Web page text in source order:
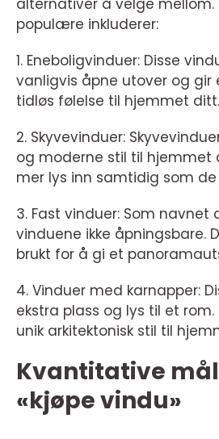
alternativer å velge
populære inkluderer:
1. Eneboligvinduer: Disse
vanligvis åpne utover og gir
tidløs følelse til hjemmet ditt.
2. Skyvevinduer:
og moderne stil til hjemmet
mer lys inn samtidig som de
3. Fast vinduer: Som navnet
vinduene ikke åpningsbare.
brukt for å gi et
4. Vinduer med karnapper:
ekstra plass og lys til et
unik arkitektonisk stil til
Kvantitative
«kjøpe vindu»